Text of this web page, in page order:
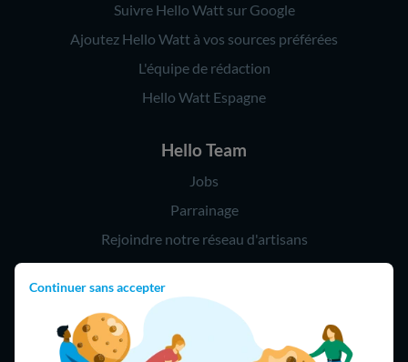
Continuer sans accepter
Suivre Hello Watt sur Google
Ajoutez Hello Watt à vos sources préférées
L'équipe de rédaction
Hello Watt Espagne
Hello Team
Jobs
Parrainage
Rejoindre notre réseau d'artisans
Hello !
09 75 18 60 60
(8h-21h)
75018 Paris